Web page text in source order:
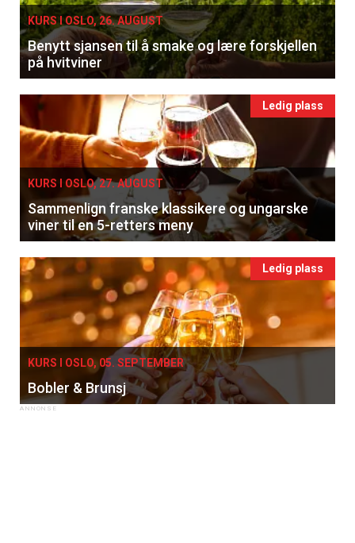
×
Få ukentlige nyhetsbrev fra
Apéritif
Vi tilbyr flere ukentlige nyhetsbrev. Du
kan fritt velge hvilke du ønsker å få
tilsendt.
KURS I OSLO, 26. AUGUST
Benytt sjansen til å smake og lære forskjellen
på hvitviner
Ledig plass
KURS I OSLO, 27. AUGUST
Sammenlign franske klassikere og ungarske
viner til en 5-retters meny
Ledig plass
KURS I OSLO, 05. SEPTEMBER
Bobler & Brunsj